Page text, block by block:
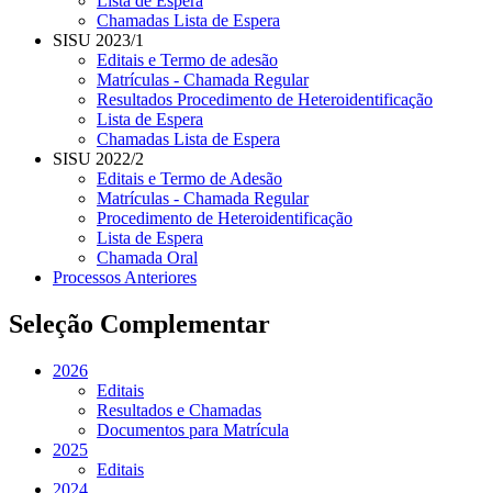
Chamadas Lista de Espera
SISU 2023/1
Editais e Termo de adesão
Matrículas - Chamada Regular
Resultados Procedimento de Heteroidentificação
Lista de Espera
Chamadas Lista de Espera
SISU 2022/2
Editais e Termo de Adesão
Matrículas - Chamada Regular
Procedimento de Heteroidentificação
Lista de Espera
Chamada Oral
Processos Anteriores
Seleção Complementar
2026
Editais
Resultados e Chamadas
Documentos para Matrícula
2025
Editais
2024